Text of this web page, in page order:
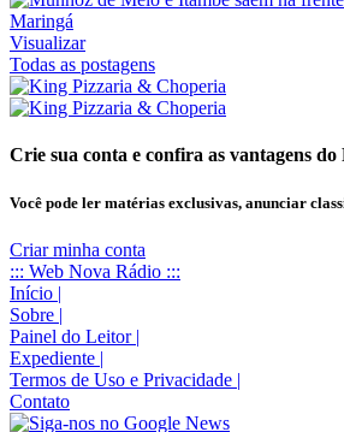
Visualizar
Todas as postagens
Crie sua conta e confira as vantagens do
Você pode ler matérias exclusivas, anunciar
Criar minha conta
::: Web Nova Rádio :::
Início |
Sobre |
Painel do Leitor |
Expediente |
Termos de Uso e Privacidade |
Contato